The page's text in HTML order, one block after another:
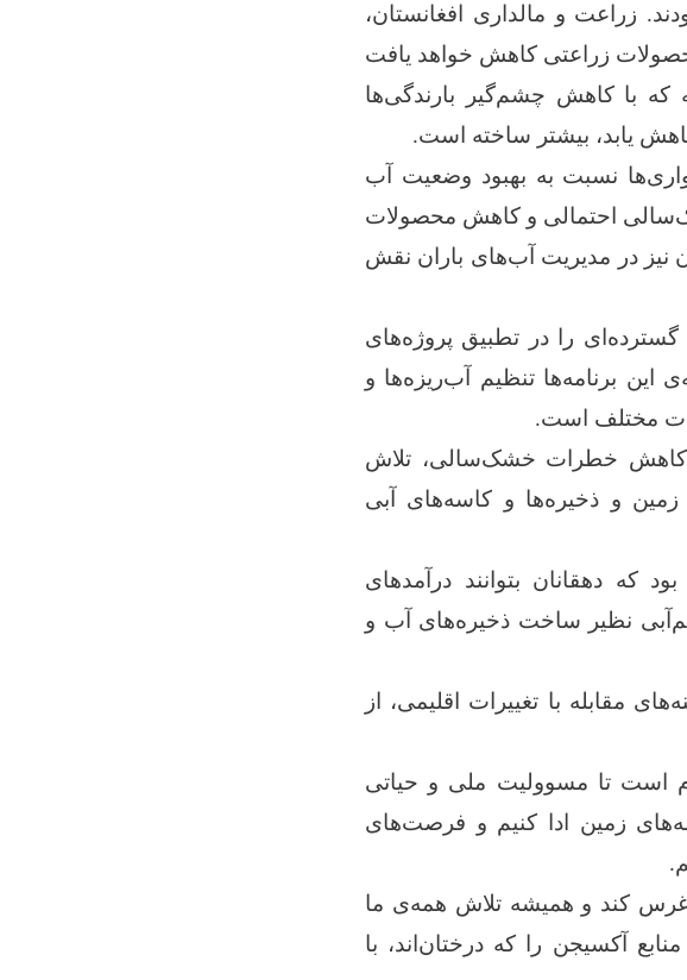
زراعت و مالداری افغانستان،
زراعتی کاهش خواهد یافت
با کاهش چشم‌گیر بارندگی‌ها
یابد، بیشتر ساخته است.
نسبت به بهبود وضعیت آب
احتمالی و کاهش محصولات
نیز در مدیریت آب‌های باران نقش
گسترده‌ای را در تطبیق پروژه‌های
برنامه‌ها تنظیم‌ آب‌ریزه‌ها و
مختلف است.
کاهش خطرات خشک‌سالی، تلاش
و ذخیره‌ها و کاسه‌های آبی
که دهقانان بتوانند درآمدهای
نظیر ساخت ذخیره‌های آب و
مقابله با تغییرات اقلیمی، از
است تا مسوولیت ملی و حیاتی
زمین ادا کنیم و فرصت‌های
غرس کند و همیشه تلاش همه‌ی ما
آکسیجن را که درختان‌اند، با